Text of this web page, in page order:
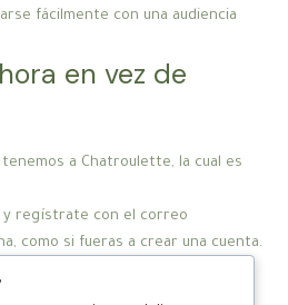
fácilmente con una audiencia
en vez de
a Chatroulette, la cual es
y regístrate con el correo
como si fueras a crear una cuenta.